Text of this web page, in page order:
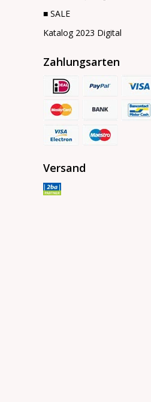
■ SALE
Katalog 2023 Digital
Zahlungsarten
Versand